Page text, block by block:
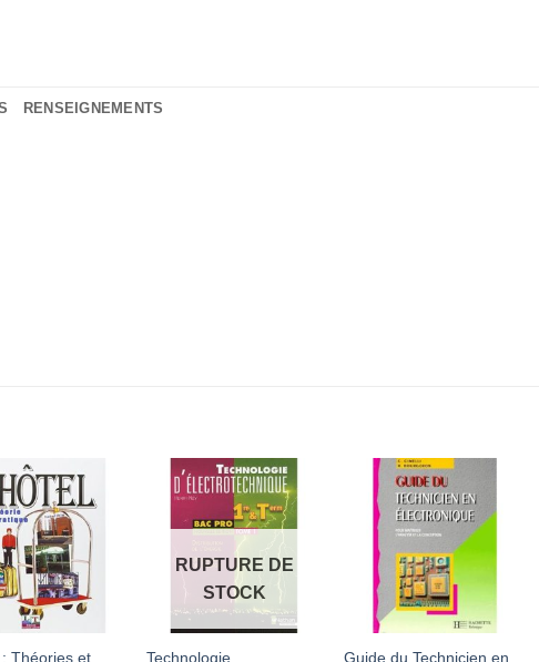
RENSEIGNEMENTS
AJOUTER
À MES
FAVORIS
: Théories et
AJOUTER
FAVORIS
RUPTURE DE
STOCK
Technologie
AJOUTER
À MES
FAVORIS
Guide du Technicien en